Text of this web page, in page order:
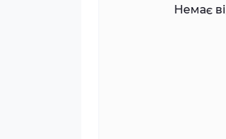
Немає